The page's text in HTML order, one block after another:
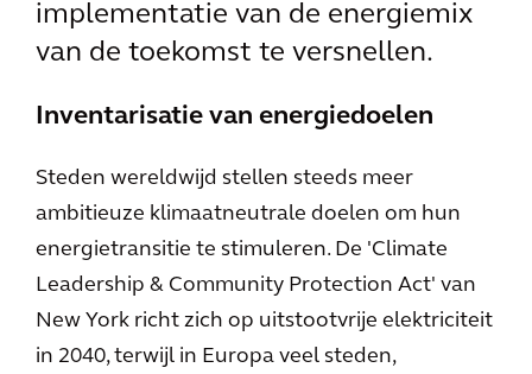
implementatie van de energiemix
van de toekomst te versnellen.
Inventarisatie van energiedoelen
Steden wereldwijd stellen steeds meer
ambitieuze klimaatneutrale doelen om hun
energietransitie te stimuleren. De 'Climate
Leadership & Community Protection Act' van
New York richt zich op uitstootvrije elektriciteit
in 2040, terwijl in Europa veel steden,